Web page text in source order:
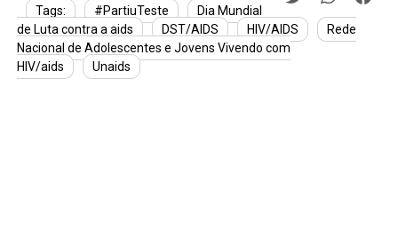
Tags: #PartiuTeste
Dia Mundial
de Luta contra a aids
DST/AIDS HIV/AIDS
Rede
Nacional de Adolescentes e Jovens Vivendo com
HIV/aids
Unaids